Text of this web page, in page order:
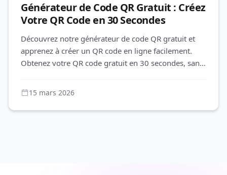
Générateur de Code QR Gratuit : Créez
Votre QR Code en 30 Secondes
Découvrez notre générateur de code QR gratuit et
apprenez à créer un QR code en ligne facilement.
Obtenez votre QR code gratuit en 30 secondes, sans
15 mars 2026